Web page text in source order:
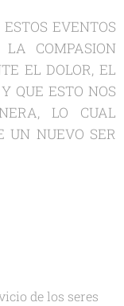
EVENTOS
LA COMPASION
EL DOLOR, EL
QUE ESTO NOS
LO CUAL
UN NUEVO SER
de los seres